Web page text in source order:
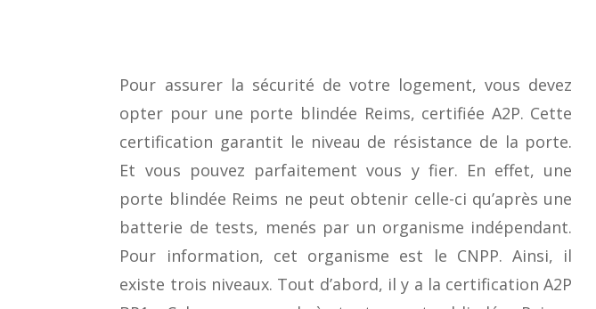
Pour assurer la sécurité de votre logement, vous devez
opter pour une porte blindée Reims, certifiée A2P. Cette
certification garantit le niveau de résistance de la porte.
Et vous pouvez parfaitement vous y fier. En effet, une
porte blindée Reims ne peut obtenir celle-ci qu’après une
batterie de tests, menés par un organisme indépendant.
Pour information, cet organisme est le CNPP. Ainsi, il
existe trois niveaux. Tout d’abord, il y a la certification A2P